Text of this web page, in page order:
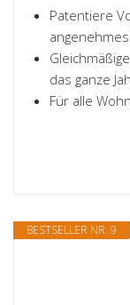
Patentiere
das ganze
Für alle
BESTSELLER NR. 9